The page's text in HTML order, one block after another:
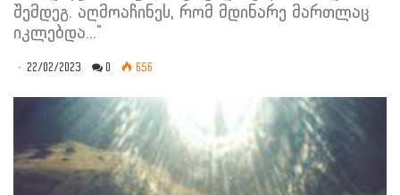
შემდეგ. აღმოაჩინეს, რომ მდინარე მართლაც
იკლებდა..."
22/02/2023 0 656